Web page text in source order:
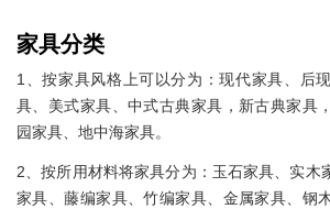
家具分类
1、按家具风格上可以分为：现代家具、后
具、美式家具、中式古典家具，新古典家具
园家具、地中海家具。
2、按所用材料将家具分为：玉石家具、实木
家具、藤编家具、竹编家具、金属家具、钢